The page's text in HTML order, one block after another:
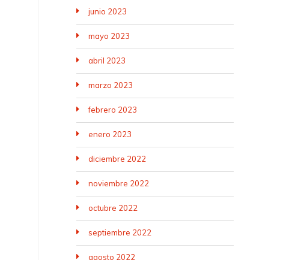
junio 2023
mayo 2023
abril 2023
marzo 2023
febrero 2023
enero 2023
diciembre 2022
noviembre 2022
octubre 2022
septiembre 2022
agosto 2022